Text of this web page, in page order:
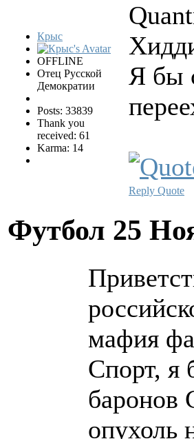
Крыс
OFFLINE
Отец Русской
Демократии
Posts: 33839
Thank you
received: 61
Karma: 14
Я бы
Reply Quote
Футбол 25
мафия
Спорт, я
баронов
опухоль